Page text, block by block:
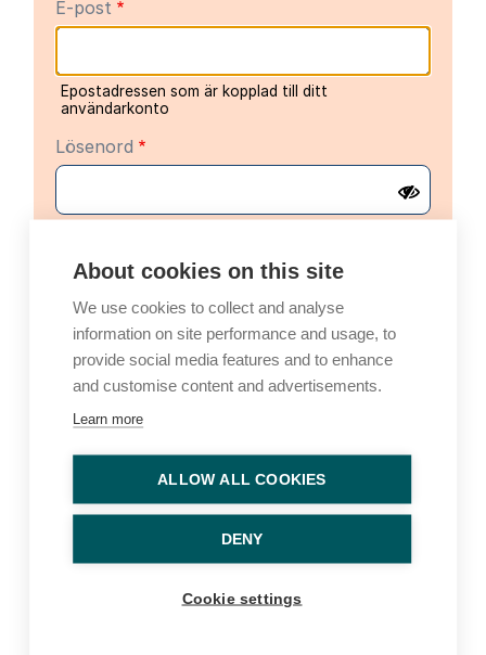
E-post
Epostadressen som är kopplad till ditt
användarkonto
Lösenord
Alternativ inloggning
Logga in med en engångskod
E-post
En engångskod för inloggning skickas till din e-
About cookies on this site
We use cookies to collect and analyse
information on site performance and usage, to
provide social media features and to enhance
and customise content and advertisements.
Learn more
ALLOW ALL COOKIES
DENY
Cookie settings